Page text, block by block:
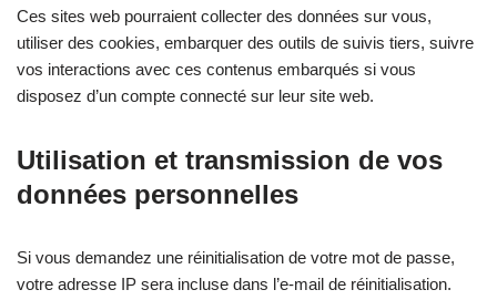
Ces sites web pourraient collecter des données sur vous,
utiliser des cookies, embarquer des outils de suivis tiers, suivre
vos interactions avec ces contenus embarqués si vous
disposez d’un compte connecté sur leur site web.
Utilisation et transmission de vos
données personnelles
Si vous demandez une réinitialisation de votre mot de passe,
votre adresse IP sera incluse dans l’e-mail de réinitialisation.